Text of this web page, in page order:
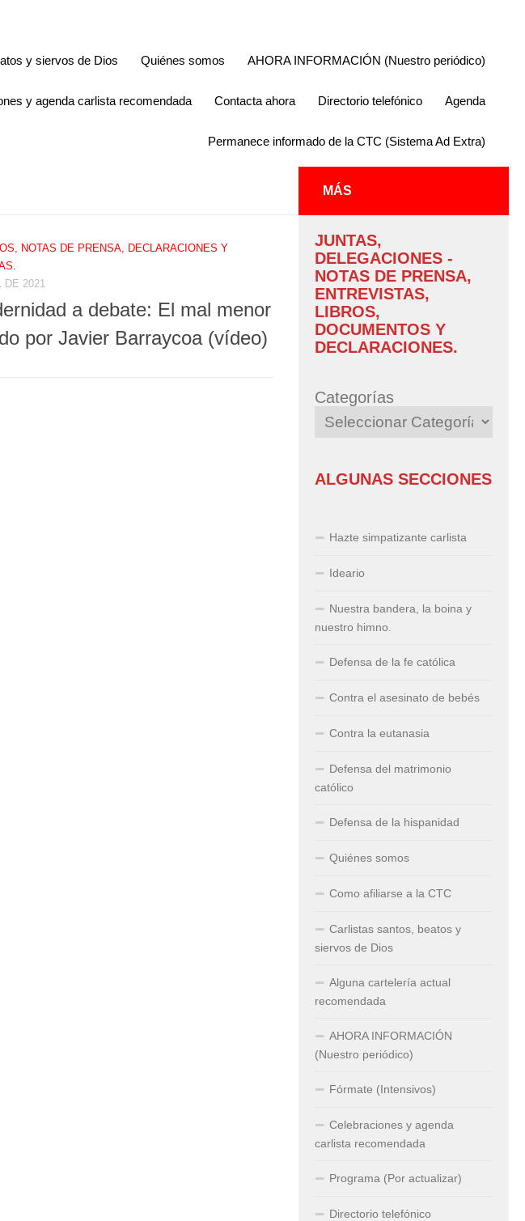
y siervos de Dios Quiénes somos AHORA INFORMACIÓN (Nuestro periódico)
y agenda carlista recomendada Contacta ahora Directorio telefónico Agenda
Permanece informado de la CTC (Sistema Ad Extra)
NOTAS DE PRENSA, DECLARACIONES Y
DE 2021
a debate: El mal menor
por Javier Barraycoa (vídeo)
MÁS
JUNTAS,
DELEGACIONES -
NOTAS DE PRENSA,
ENTREVISTAS,
LIBROS,
DOCUMENTOS Y
DECLARACIONES.
Categorías
ALGUNAS SECCIONES
Hazte simpatizante carlista
Ideario
Nuestra bandera, la boina y
nuestro himno.
Defensa de la fe católica
Contra el asesinato de bebés
Contra la eutanasia
Defensa del matrimonio
católico
Defensa de la hispanidad
Quiénes somos
Como afiliarse a la CTC
Carlistas santos, beatos y
siervos de Dios
Alguna cartelería actual
recomendada
AHORA INFORMACIÓN
(Nuestro periódico)
Fórmate (Intensivos)
Celebraciones y agenda
carlista recomendada
Programa (Por actualizar)
Directorio telefónico